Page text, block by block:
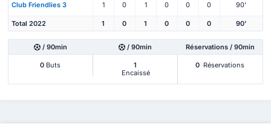
Club Friendlies 3 1 0 1 0 0 0 90'
Total 2022 1 0 1 0 0 0 90'
/ 90min / 90min Réservations / 90min
0 Buts
1
Encaissé
0 Réservations